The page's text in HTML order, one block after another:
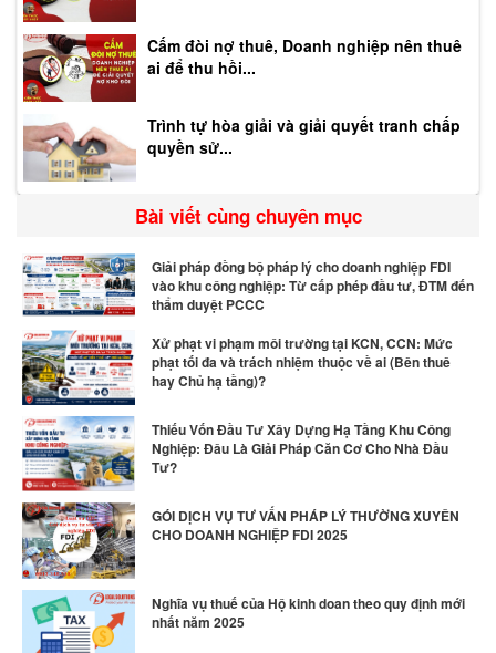
Cấm đòi nợ thuê, Doanh nghiệp nên thuê
ai để thu hồi...
Trình tự hòa giải và giải quyết tranh chấp
quyền sử...
Bài viết cùng chuyên mục
Giải pháp đồng bộ pháp lý cho doanh nghiệp FDI
vào khu công nghiệp: Từ cấp phép đầu tư, ĐTM đến
thẩm duyệt PCCC
Xử phạt vi phạm môi trường tại KCN, CCN: Mức
phạt tối đa và trách nhiệm thuộc về ai (Bên thuê
hay Chủ hạ tầng)?
Thiếu Vốn Đầu Tư Xây Dựng Hạ Tầng Khu Công
Nghiệp: Đâu Là Giải Pháp Căn Cơ Cho Nhà Đầu
Tư?
GÓI DỊCH VỤ TƯ VẤN PHÁP LÝ THƯỜNG XUYÊN
CHO DOANH NGHIỆP FDI 2025
Nghĩa vụ thuế của Hộ kinh doan theo quy định mới
nhất năm 2025